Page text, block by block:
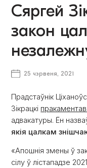
Сяргей
закон
25 чэрвеня, 2021
Прадстаўнік
Зікрацкі
адвакатуры. Ён
якія цалкам
«Апошнія змены ў
сілу ў лістападзе